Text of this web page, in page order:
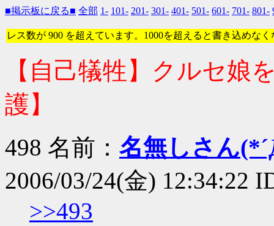
■掲示板に戻る■ 全部 1- 101- 201- 301- 401- 501- 601- 701- 801-
レス数が 900 を超えています。1000を超えると書き込めな
【自己犠牲】クルセ娘
護】
498 名前： 名無しさん
2006/03/24(金) 12:34:22
>>493